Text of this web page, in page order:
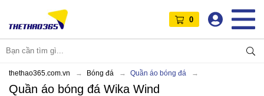
0
thethao365.com.vn Bóng đá Quần áo bóng đá
Quần áo bóng đá Wika Wind